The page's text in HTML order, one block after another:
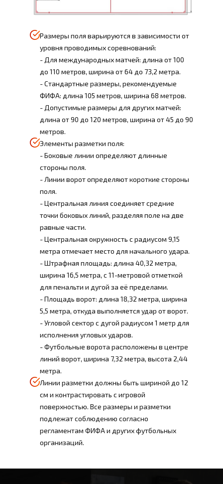
Размеры поля варьируются в зависимости от
уровня проводимых соревнований:
- Для международных матчей: длина от 100
до 110 метров, ширина от 64 до 73,2 метра.
- Стандартные размеры, рекомендуемые
ФИФА: длина 105 метров, ширина 68 метров.
- Допустимые размеры для других матчей:
длина от 90 до 120 метров, ширина от 45 до 90
метров.
Элементы разметки поля:
- Боковые линии определяют длинные
стороны поля.
- Линии ворот определяют короткие стороны
поля.
- Центральная линия соединяет средние
точки боковых линий, разделяя поле на две
равные части.
- Центральная окружность с радиусом 9,15
метра отмечает место для начального удара.
- Штрафная площадь: длина 40,32 метра,
ширина 16,5 метра, с 11-метровой отметкой
для пенальти и дугой за её пределами.
- Площадь ворот: длина 18,32 метра, ширина
5,5 метра, откуда выполняется удар от ворот.
- Угловой сектор с дугой радиусом 1 метр для
исполнения угловых ударов.
- Футбольные ворота расположены в центре
линий ворот, ширина 7,32 метра, высота 2,44
метра.
Линии разметки должны быть шириной до 12
см и контрастировать с игровой
поверхностью. Все размеры и разметки
подлежат соблюдению согласно
регламентам ФИФА и других футбольных
организаций.